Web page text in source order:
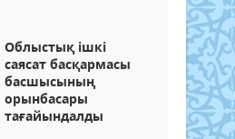
Облыстық ішкі
саясат басқармасы
басшысының
орынбасары
тағайындалды